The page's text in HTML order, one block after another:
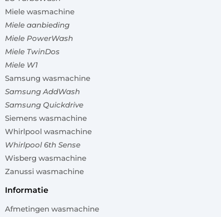
Miele wasmachine
Miele aanbieding
Miele PowerWash
Miele TwinDos
Miele W1
Samsung wasmachine
Samsung AddWash
Samsung Quickdrive
Siemens wasmachine
Whirlpool wasmachine
Whirlpool 6th Sense
Wisberg wasmachine
Zanussi wasmachine
informatie
Afmetingen wasmachine